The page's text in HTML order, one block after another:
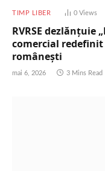
TIMP LIBER 0 Views
RVRSE dezlănțuie
comercial
românești
mai 6, 2026 3 Mins Read